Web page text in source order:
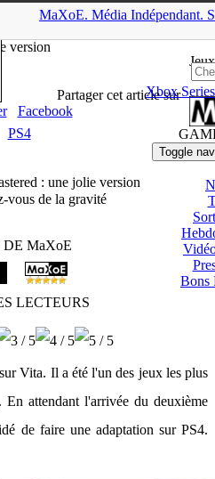
MaXoE. Média Indépendant.
Jeux
Xbox
Toggle
Bons
version
Partager cet article sur
Facebook
PS4
: une jolie version
vous de la gravité
MaXoE
LECTEURS
Vita. Il a été l'un des jeux les plus
En attendant l'arrivée du deuxième
de faire une adaptation sur PS4.